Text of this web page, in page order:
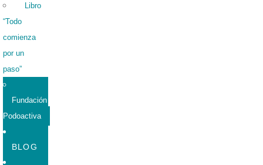
Libro
“Todo
comienza
por un
paso”
Fundación
Podoactiva
BLOG